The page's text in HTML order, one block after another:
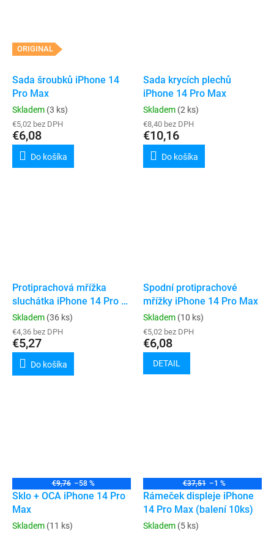
ORIGINAL
Sada šroubků iPhone 14
Pro Max
Skladem (3 ks)
€5,02 bez DPH
€6,08
Do košíka
Sada krycích plechů
iPhone 14 Pro Max
Skladem (2 ks)
€8,40 bez DPH
€10,16
Do košíka
Protiprachová mřížka
sluchátka iPhone 14 Pro /
14 Pro Max
Skladem (36 ks)
€4,36 bez DPH
€5,27
Do košíka
Spodní protiprachové
mřížky iPhone 14 Pro Max
Skladem (10 ks)
€5,02 bez DPH
€6,08
DETAIL
€9,76 –58 %
Sklo + OCA iPhone 14 Pro
Max
Skladem (11 ks)
€37,51 –1 %
Rámeček displeje iPhone
14 Pro Max (balení 10ks)
Skladem (5 ks)